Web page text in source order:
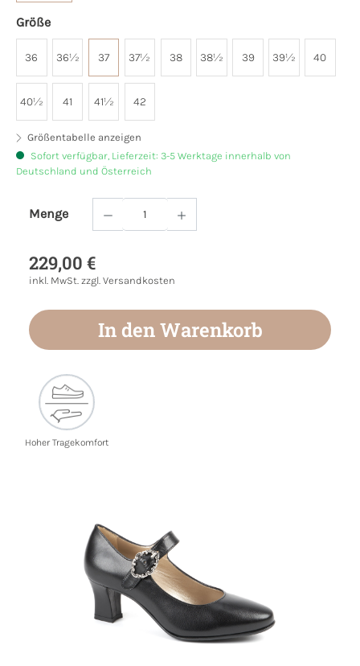
Größe
36 36½ 37 37½ 38 38½ 39 39½ 40
40½ 41 41½ 42
Größentabelle anzeigen
Sofort verfügbar, Lieferzeit: 3-5 Werktage innerhalb von
Deutschland und Österreich
Menge
Produkt Anzahl: Gib den gewünschten
229,00 €
inkl. MwSt. zzgl. Versandkosten
In den Warenkorb
Hoher Tragekomfort